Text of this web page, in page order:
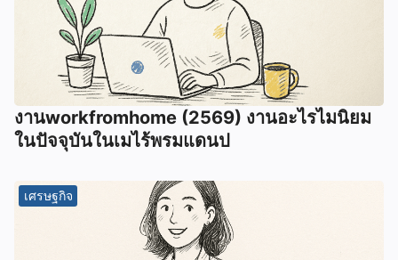
งานworkfromhome (2569) งานอะไรไมนิยม
ในปัจจุบันในเมไร้พรมแดนป
เศรษฐกิจ